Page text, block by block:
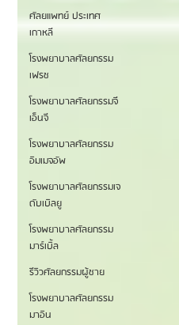
ศัลยแพทย์ ประเทศ
เกาหลี
โรงพยาบาลศัลยกรรม
เฟรช
โรงพยาบาลศัลยกรรมจี
เอ็นจี
โรงพยาบาลศัลยกรรม
อิมเมจอัพ
โรงพยาบาลศัลยกรรมเจ
ดับเบิลยู
โรงพยาบาลศัลยกรรม
มาร์เบิ้ล
รีวิวศัลยกรรมผู้ชาย
โรงพยาบาลศัลยกรรม
มาอิน